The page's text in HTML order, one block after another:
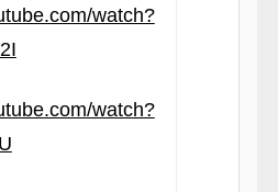
watch?
watch?